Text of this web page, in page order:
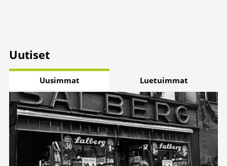
Uutiset
Uusimmat Luetuimmat